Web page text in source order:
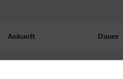
Ankunft Dauer